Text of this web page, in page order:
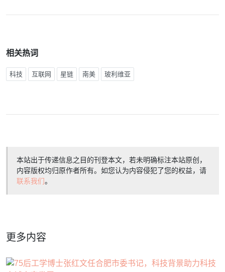
相关热词
科技 互联网 星链 南美 玻利维亚
本站出于传递信息之目的刊登本文，若未明确标注本站原创，
内容版权均归原作者所有。如您认为内容侵犯了您的权益，请
联系我们。
更多内容